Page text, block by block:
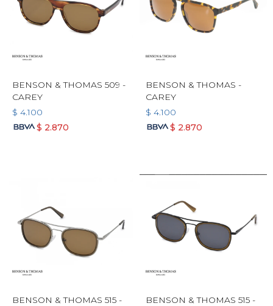
BENSON & THOMAS 509 -
CAREY
$ 4.100
$ 2.870
BENSON & THOMAS -
CAREY
$ 4.100
$ 2.870
BENSON & THOMAS 515 -
BENSON & THOMAS 515 -